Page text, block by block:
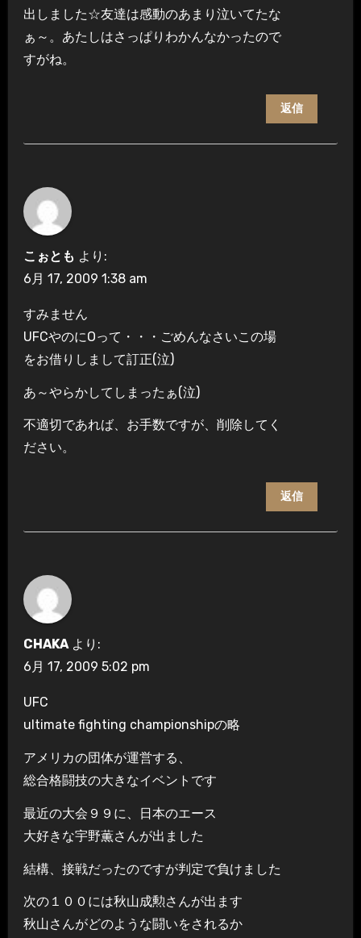
出しました☆友達は感動のあまり泣いてたな
ぁ～。あたしはさっぱりわかんなかったので
すがね。
返信
こぉとも より:
6月 17, 2009 1:38 am
すみません
UFCやのにOって・・・ごめんなさいこの場
をお借りしまして訂正(泣)
あ～やらかしてしまったぁ(泣)
不適切であれば、お手数ですが、削除してく
ださい。
返信
CHAKA より:
6月 17, 2009 5:02 pm
UFC
ultimate fighting championshipの略
アメリカの団体が運営する、
総合格闘技の大きなイベントです
最近の大会９９に、日本のエース
大好きな宇野薫さんが出ました
結構、接戦だったのですが判定で負けました
次の１００には秋山成勲さんが出ます
秋山さんがどのような闘いをされるか